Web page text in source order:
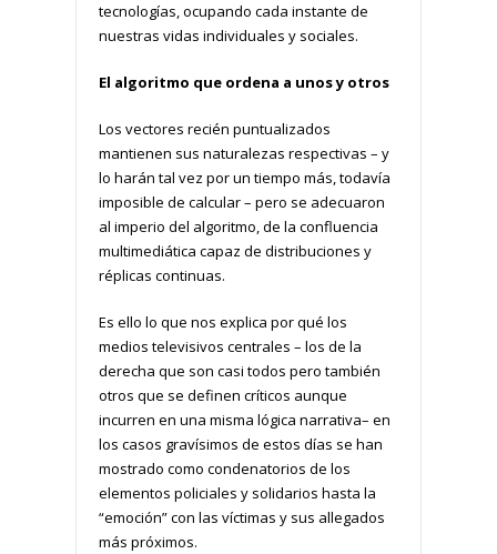
tecnologías, ocupando cada instante de
nuestras vidas individuales y sociales.
El algoritmo que ordena a unos y otros
Los vectores recién puntualizados
mantienen sus naturalezas respectivas – y
lo harán tal vez por un tiempo más, todavía
imposible de calcular – pero se adecuaron
al imperio del algoritmo, de la confluencia
multimediática capaz de distribuciones y
réplicas continuas.
Es ello lo que nos explica por qué los
medios televisivos centrales – los de la
derecha que son casi todos pero también
otros que se definen críticos aunque
incurren en una misma lógica narrativa– en
los casos gravísimos de estos días se han
mostrado como condenatorios de los
elementos policiales y solidarios hasta la
“emoción” con las víctimas y sus allegados
más próximos.